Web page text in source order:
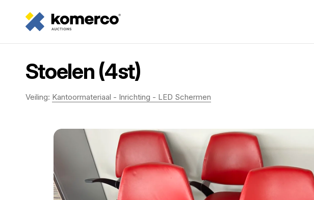
Stoelen (4st)
Veiling: Kantoormateriaal - Inrichting - LED Schermen